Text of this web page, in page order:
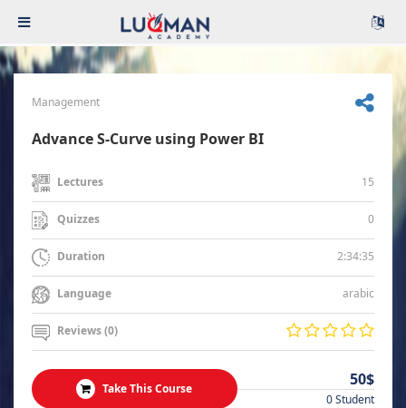
Management
Advance S-Curve using Power BI
Lectures 15
Quizzes 0
Duration 2:34:35
Language arabic
Reviews (0)
Take This Course 50$
0 Student